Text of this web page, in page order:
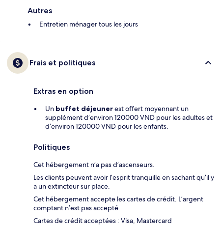
Autres
Entretien ménager tous les jours
Frais et politiques
Extras en option
Un buffet déjeunerest offert moyennant un
supplément d’environ 120000 VND pour les adultes et
d’environ 120000 VND pour les enfants.
Politiques
Cet hébergement n’a pas d’ascenseurs.
Les clients peuvent avoir l’esprit tranquille en sachant qu’il y
a un extincteur sur place.
Cet hébergement accepte les cartes de crédit. L’argent
comptant n’est pas accepté.
Cartes de crédit acceptées : Visa, Mastercard